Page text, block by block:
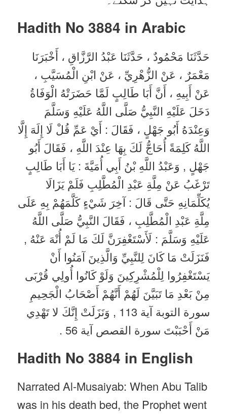
Hadith No 3884 in Arabic
حَدَّثَنَا مَحْمُودٌ ، حَدَّثَنَا عَبْدُ الرَّزَّاقِ ، أَخْبَرَنَا
مَعْمَرٌ ، عَنْ الزُّهْرِيِّ ، عَنْ ابْنِ الْمُسَيَّبِ ،
عَنْ أَبِيهِ ، أَنَّ أَبَا طَالِبٍ لَمَّا حَضَرَتْهُ الْوَفَاةُ
دَخَلَ عَلَيْهِ النَّبِيُّ صَلَّى اللَّهُ عَلَيْهِ وَسَلَّمَ
وَعِنْدَهُ أَبُو جَهْلٍ ، فَقَالَ : أَيْ عَمِّ قُلْ لَا إِلَهَ إِلَّا
اللَّهُ كَلِمَةً أُحَاجُّ لَكَ بِهَا عِنْدَ اللَّهِ ، فَقَالَ أَبُو
جَهْلٍ , وَعَبْدُ اللَّهِ بْنُ أَبِي أُمَيَّةَ : يَا أَبَا طَالِبٍ
تَرْغَبُ عَنْ مِلَّةِ عَبْدِ الْمُطَّلِبِ فَلَمْ يَزَالَا
يُكَلِّمَانِهِ حَتَّى قَالَ : آخِرَ شَيْءٍ كَلَّمَهُمْ بِهِ عَلَى
مِلَّةِ عَبْدِ الْمُطَّلِبِ ، فَقَالَ النَّبِيُّ صَلَّى اللَّهُ
عَلَيْهِ وَسَلَّمَ : لَأَسْتَغْفِرَنَّ لَكَ مَا لَمْ أُنْهَ عَنْهُ ,
فَنَزَلَتْ مَا كَانَ لِلنَّبِيِّ وَالَّذِينَ آمَنُوا أَنْ
يَسْتَغْفِرُوا لِلْمُشْرِكِينَ وَلَوْ كَانُوا أُولِي قُرْبَى
مِنْ بَعْدِ مَا تَبَيَّنَ لَهُمْ أَنَّهُمْ أَصْحَابُ الْجَحِيمِ
سورة التوبة آية 113 , وَنَزَلَتْ إِنَّكَ لا تَهْدِي
مَنْ أَحْبَبْتَ سورة القصص آية 56 .
Hadith No 3884 in English
Narrated Al-Musaiyab: When Abu Talib
was in his death bed, the Prophet went